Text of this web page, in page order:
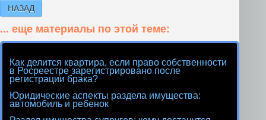
НАЗАД
... еще материалы по этой теме:
Как делится квартира, если право собственности
в Росреестре зарегистрировано после
регистрации брака?
Юридические аспекты раздела имущества:
автомобиль и ребенок